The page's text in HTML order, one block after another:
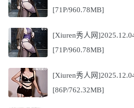
[71P/960.78MB]
[Xiuren秀人网
[71P/960.78MB]
[Xiuren秀人网
[86P/762.32MB]